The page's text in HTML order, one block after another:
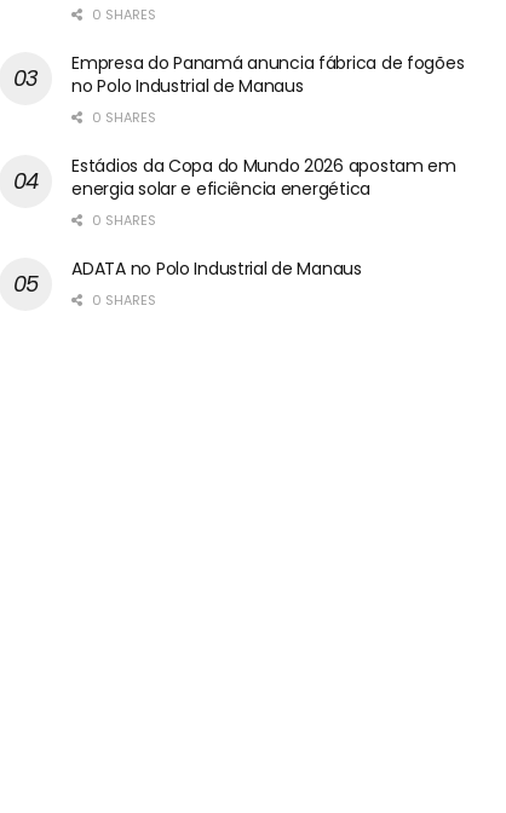
0 SHARES
Empresa do Panamá anuncia fábrica de fogões
no Polo Industrial de Manaus
0 SHARES
Estádios da Copa do Mundo 2026 apostam em
energia solar e eficiência energética
0 SHARES
ADATA no Polo Industrial de Manaus
0 SHARES